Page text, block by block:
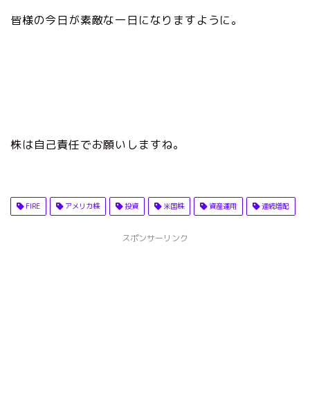
皆様の今日が素敵な一日になりますように。
株は自己責任でお願いしますね。
FIRE アメリカ株 投資 米国株 資産運用 連続増配
スポンサーリンク